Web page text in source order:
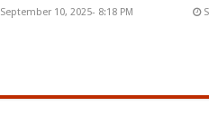
September 10, 2025- 8:18 PM